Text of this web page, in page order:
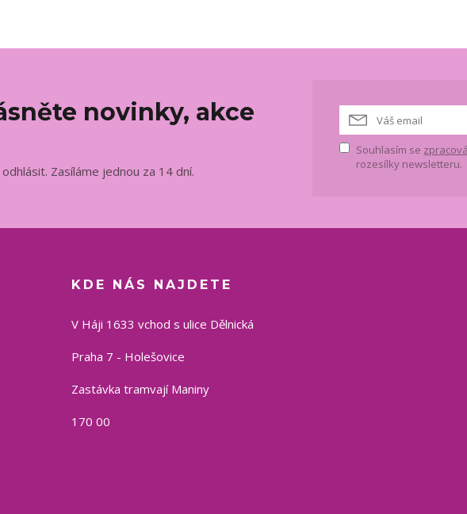
novinky, akce
Zasíláme jednou za 14 dní.
Souhlasím se
rozesílky newsletteru.
KDE NÁS NAJDETE
V Háji 1633 vchod s ulice Dělnická
Praha 7 - Holešovice
Zastávka tramvají Maniny
170 00